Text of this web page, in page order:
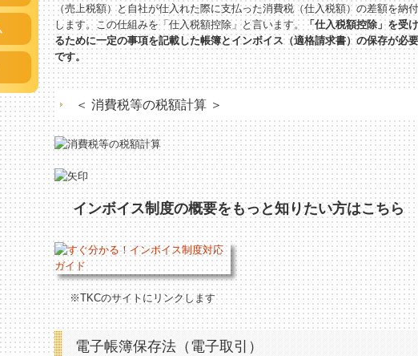
（売上税額）と自社が仕入れた際に支払った消費税（仕入税額）の差額を納付
します。この仕組みを「仕入税額控除」と言います。 「仕入税額控除」を受け
るために一定の事項を記載した帳簿とインボイス（適格請求書）の保存が必要
です。
＜ 消費税等の税額計算 ＞
インボイス制度の概要をもっと知りたい方はこちら
※TKCのサイトにリンクします
電子帳簿保存法（電子取引）